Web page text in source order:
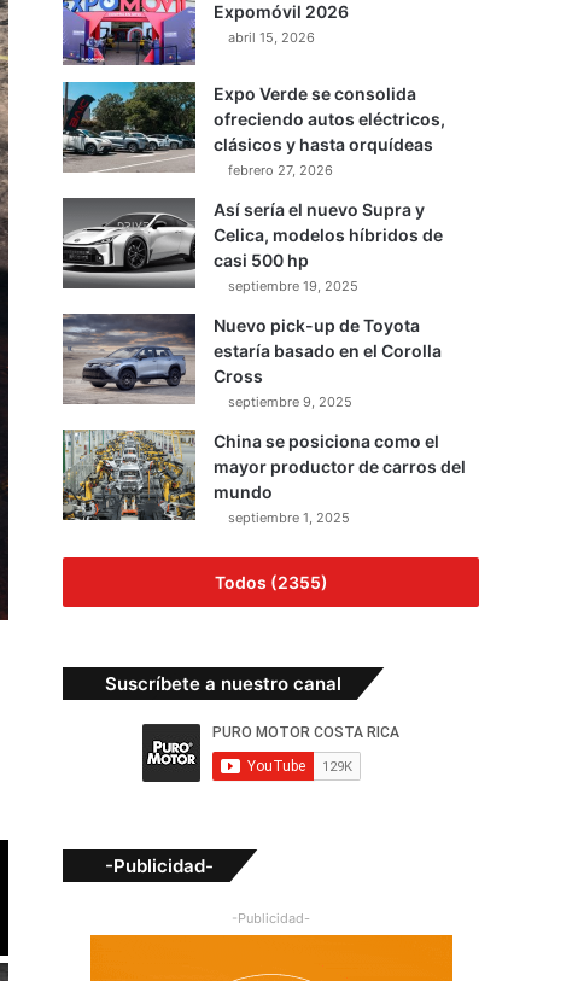
Expomóvil 2026
abril 15, 2026
Expo Verde se consolida
ofreciendo autos eléctricos,
clásicos y hasta orquídeas
febrero 27, 2026
Así sería el nuevo Supra y
Celica, modelos híbridos de
casi 500 hp
septiembre 19, 2025
Nuevo pick-up de Toyota
estaría basado en el Corolla
Cross
septiembre 9, 2025
China se posiciona como el
mayor productor de carros del
mundo
septiembre 1, 2025
Todos (2355)
Suscríbete a nuestro canal
-Publicidad-
-Publicidad-